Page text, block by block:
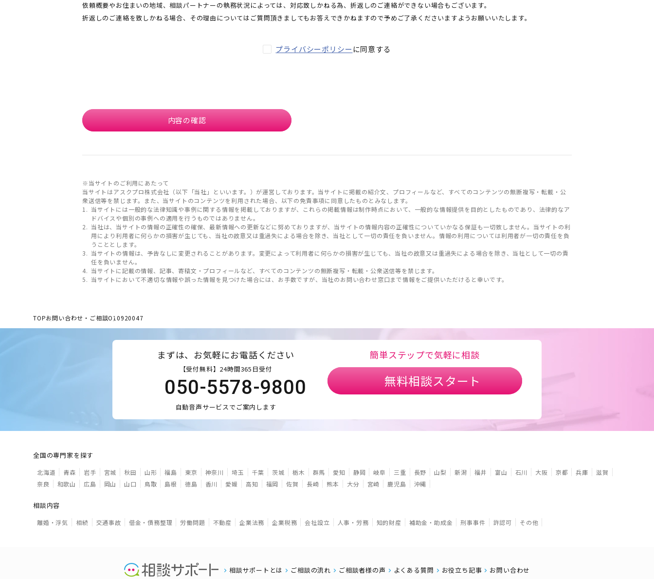
依頼概要やお住まいの地域、相談パートナーの執務状況によっては、対応致しかねる為、折返しのご連絡ができない場合もございます。
折返しのご連絡を致しかねる場合、その理由についてはご質問頂きましてもお答えできかねますので予めご了承くださいますようお願いいたします。
プライバシーポリシー に同意する
内容の確認
※当サイトのご利用にあたって
当サイトはアスクプロ株式会社（以下「当社」といいます。）が運営しております。当サイトに掲載の紹介文、プロフィールなど、すべてのコンテンツの無断複写・転載・公
衆送信等を禁じます。また、当サイトのコンテンツを利用された場合、以下の免責事項に同意したものとみなします。
当サイトには一般的な法律知識や事例に関する情報を掲載しておりますが、これらの掲載情報は制作時点において、一般的な情報提供を目的としたものであり、法律的なア
ドバイスや個別の事例への適用を行うものではありません。
当社は、当サイトの情報の正確性の確保、最新情報への更新などに努めておりますが、当サイトの情報内容の正確性についていかなる保証も一切致しません。当サイトの利
用により利用者に何らかの損害が生じても、当社の故意又は重過失による場合を除き、当社として一切の責任を負いません。情報の利用については利用者が一切の責任を負
うこととします。
当サイトの情報は、予告なしに変更されることがあります。変更によって利用者に何らかの損害が生じても、当社の故意又は重過失による場合を除き、当社として一切の責
任を負いません。
当サイトに記載の情報、記事、寄稿文・プロフィールなど、すべてのコンテンツの無断複写・転載・公衆送信等を禁じます。
当サイトにおいて不適切な情報や誤った情報を見つけた場合には、お手数ですが、当社のお問い合わせ窓口まで情報をご提供いただけると幸いです。
TOPお問い合わせ・ご相談O10920047
まずは、お気軽にお電話ください
【受付無料】24時間365日受付
050-5578-9800
自動音声サービスでご案内します
簡単ステップで気軽に相談
無料相談スタート
全国の専門家を探す
北海道 青森 岩手 宮城 秋田 山形 福島 東京 神奈川 埼玉 千葉 茨城 栃木 群馬 愛知 静岡 岐阜 三重 長野 山梨 新潟 福井 富山 石川 大阪 京都 兵庫
滋賀
奈良
和歌山 広島 岡山 山口 鳥取 島根 徳島 香川 愛媛 高知 福岡 佐賀 長崎 熊本 大分 宮崎 鹿児島 沖縄
相談内容
離婚・浮気 相続 交通事故 借金・債務整理 労働問題 不動産 企業法務 企業税務 会社設立 人事・労務 知的財産 補助金・助成金 刑事事件 許認可 その他
相談サポートとは ご相談の流れ ご相談者様の声 よくある質問 お役立ち記事 お問い合わせ